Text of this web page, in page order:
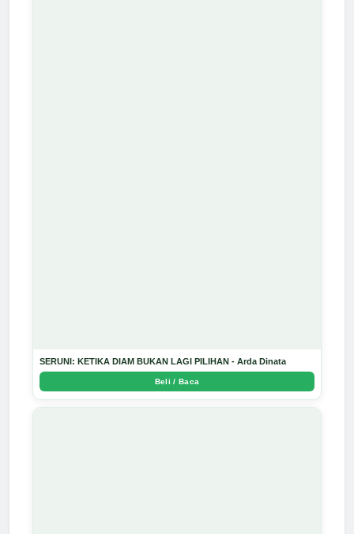
SERUNI: KETIKA DIAM BUKAN LAGI PILIHAN - Arda Dinata
Beli / Baca